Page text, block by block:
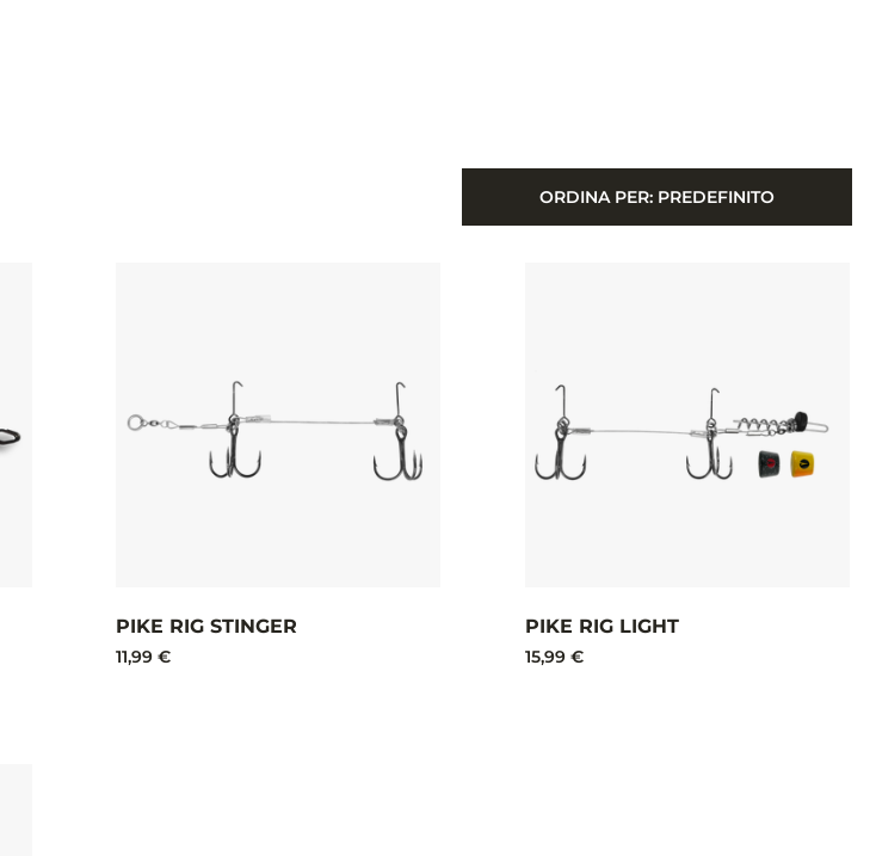
ORDINA PER: PREDEFINITO
PIKE RIG STINGER
11,99 €
PIKE RIG LIGHT
15,99 €